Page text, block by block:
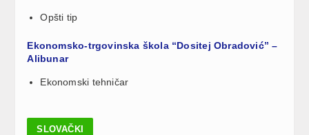
Opšti tip
Ekonomsko-trgovinska škola “Dositej Obradović” –
Alibunar
Ekonomski tehničar
SLOVAČKI